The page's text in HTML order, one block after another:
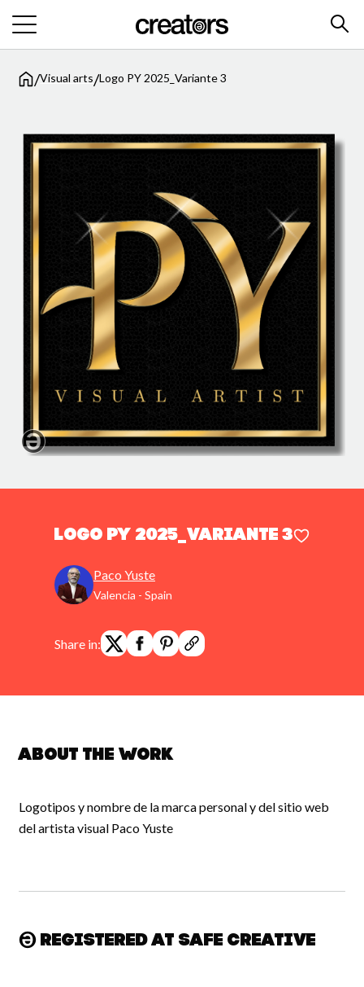
/Visual arts/Logo PY 2025_Variante 3
Logo PY 2025_Variante 3
Paco Yuste
Valencia - Spain
Share in:
About the work
Logotipos y nombre de la marca personal y del sitio web
del artista visual Paco Yuste
Registered at Safe Creative